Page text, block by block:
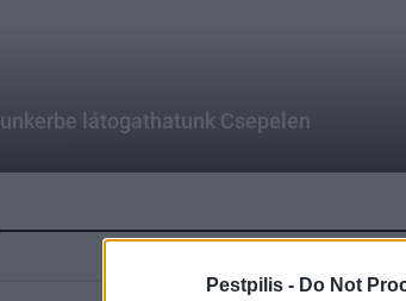
Pestpilis - Do Not
látogathatunk Csepelen